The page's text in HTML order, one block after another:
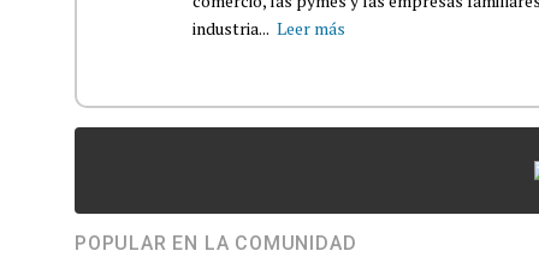
industria... Leer más
POPULAR EN LA COMUNIDAD